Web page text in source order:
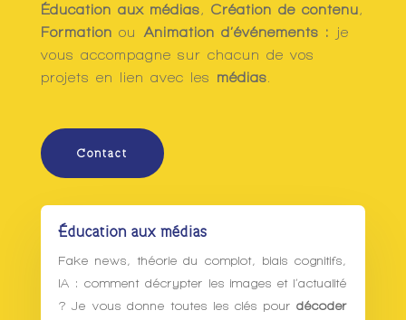
Éducation aux médias, Création de contenu,
Formation ou Animation d’événements : je
vous accompagne sur chacun de vos
projets en lien avec les médias
Contact
Éducation aux médias
Fake news, théorie du complot, biais cognitifs,
IA : comment décrypter les images et l’actualité
? Je vous donne toutes les clés pourdécoder